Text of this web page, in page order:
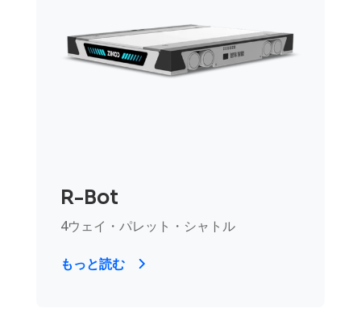
R-Bot
4ウェイ・パレット・シャトル
もっと読む